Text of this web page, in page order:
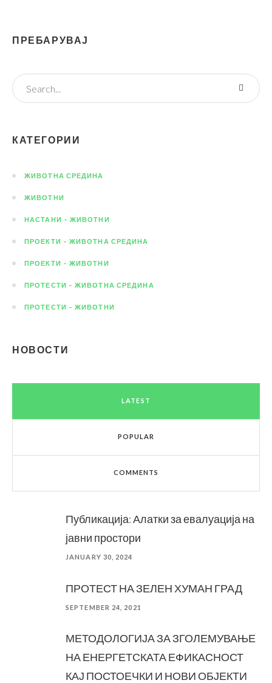
ПРЕБАРУВАЈ
КАТЕГОРИИ
ЖИВОТНА СРЕДИНА
ЖИВОТНИ
НАСТАНИ – ЖИВОТНИ
ПРОЕКТИ – ЖИВОТНА СРЕДИНА
ПРОЕКТИ – ЖИВОТНИ
ПРОТЕСТИ – ЖИВОТНА СРЕДИНА
ПРОТЕСТИ – ЖИВОТНИ
НОВОСТИ
LATEST
POPULAR
COMMENTS
Публикација: Алатки за евалуација на
јавни простори
JANUARY 30, 2024
ПРОТЕСТ НА ЗЕЛЕН ХУМАН ГРАД
SEPTEMBER 24, 2021
МЕТОДОЛОГИЈА ЗА ЗГОЛЕМУВАЊЕ
НА ЕНЕРГЕТСКАТА ЕФИКАСНОСТ
КАЈ ПОСТОЕЧКИ И НОВИ ОБЈЕКТИ